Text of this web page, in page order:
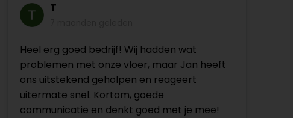
T
Heel erg goed bedrijf! Wij hadden wat
problemen met onze vloer, maar Jan heeft
ons uitstekend geholpen en reageert
uitermate snel. Kortom, goede
communicatie en denkt goed met je mee!